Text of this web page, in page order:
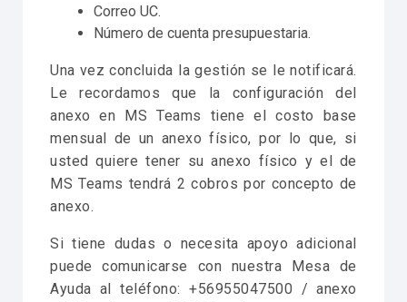
Correo UC.
Número de cuenta presupuestaria.
Una vez concluida la gestión se le notificará.
Le recordamos que la configuración del
anexo en MS Teams tiene el costo base
mensual de un anexo físico, por lo que, si
usted quiere tener su anexo físico y el de
MS Teams tendrá 2 cobros por concepto de
anexo.
Si tiene dudas o necesita apoyo adicional
puede comunicarse con nuestra Mesa de
Ayuda al teléfono: +56955047500 / anexo